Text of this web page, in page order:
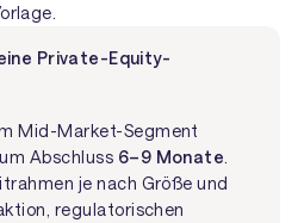
Private-Equity-
Mid-Market-Segment
Abschluss 6–9 Monate
je nach Größe und
regulatorischen